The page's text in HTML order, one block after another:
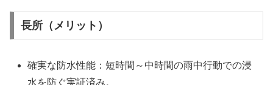
長所（メリット）
確実な防水性能：短時間～中時間の雨中行動での浸
水を防ぐ実証済み。